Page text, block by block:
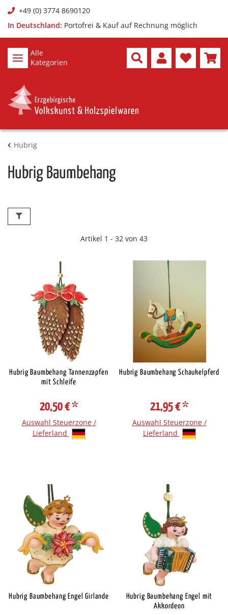
+49 (0) 3774 8690120
In Deutschland: Portofrei & Kauf auf Rechnung möglich
Alle
Kategorien
Hubrig
Hubrig Baumbehang
Artikel 1 - 32 von 43
Hubrig Baumbehang Tannenzapfen
mit Schleife
20,50 €*
Auswahl Steuerzone /
Lieferland
Hubrig Baumbehang Schaukelpferd
21,95 €*
Auswahl Steuerzone /
Lieferland
Hubrig Baumbehang Engel Girlande
Hubrig Baumbehang Engel mit
Akkordeon